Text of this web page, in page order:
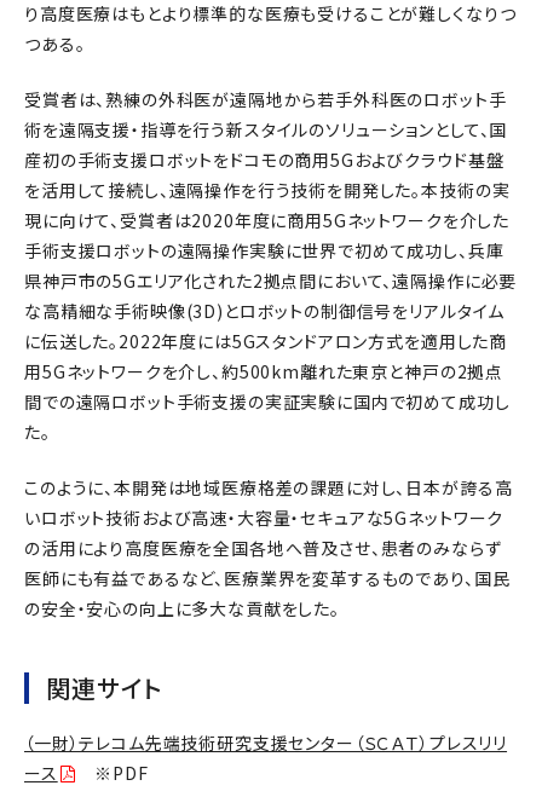
り高度医療はもとより標準的な医療も受けることが難しくなりつ
つある。
受賞者は、熟練の外科医が遠隔地から若手外科医のロボット手
術を遠隔支援・指導を行う新スタイルのソリューションとして、国
産初の手術支援ロボットをドコモの商用5Gおよびクラウド基盤
を活用して接続し、遠隔操作を行う技術を開発した。本技術の実
現に向けて、受賞者は2020年度に商用5Gネットワークを介した
手術支援ロボットの遠隔操作実験に世界で初めて成功し、兵庫
県神戸市の5Gエリア化された2拠点間において、遠隔操作に必要
な高精細な手術映像(3D)とロボットの制御信号をリアルタイム
に伝送した。2022年度には5Gスタンドアロン方式を適用した商
用5Gネットワークを介し、約500km離れた東京と神戸の2拠点
間での遠隔ロボット手術支援の実証実験に国内で初めて成功し
た。
このように、本開発は地域医療格差の課題に対し、日本が誇る高
いロボット技術および高速・大容量・セキュアな5Gネットワーク
の活用により高度医療を全国各地へ普及させ、患者のみならず
医師にも有益であるなど、医療業界を変革するものであり、国民
の安全・安心の向上に多大な貢献をした。
関連サイト
（一財）テレコム先端技術研究支援センター（ＳＣＡＴ）プレスリリ
ース
※PDF